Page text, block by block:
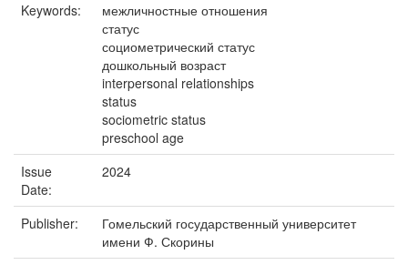
Keywords:
межличностные отношения
статус
социометрический статус
дошкольный возраст
interpersonal relationships
status
sociometric status
preschool age
Issue
Date:
2024
Publisher:
Гомельский государственный университет
имени Ф. Скорины